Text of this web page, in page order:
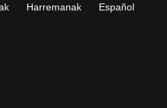
Harremanak Español